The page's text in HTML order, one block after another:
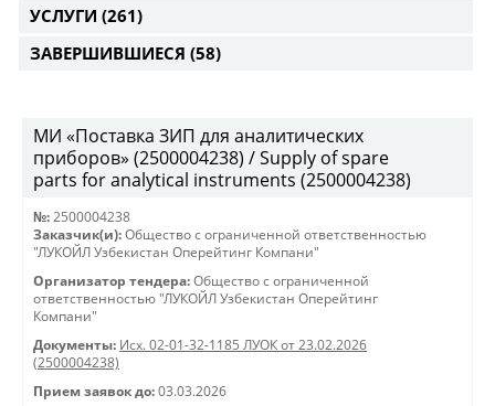
УСЛУГИ (261)
ЗАВЕРШИВШИЕСЯ (58)
МИ «Поставка ЗИП для аналитических
приборов» (2500004238) / Supply of spare
parts for analytical instruments (2500004238)
№: 2500004238
Заказчик(и): Общество с ограниченной ответственностью
"ЛУКОЙЛ Узбекистан Оперейтинг Компани"
Организатор тендера: Общество с ограниченной
ответственностью "ЛУКОЙЛ Узбекистан Оперейтинг
Компани"
Документы: Исх. 02-01-32-1185 ЛУОК от 23.02.2026
(2500004238)
Прием заявок до: 03.03.2026